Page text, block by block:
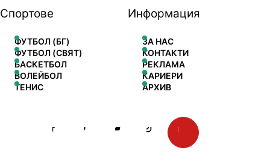
Спортове
ФУТБОЛ (БГ)
ФУТБОЛ (СВЯТ)
БАСКЕТБОЛ
ВОЛЕЙБОЛ
ТЕНИС
Информация
ЗА НАС
КОНТАКТИ
РЕКЛАМА
КАРИЕРИ
АРХИВ